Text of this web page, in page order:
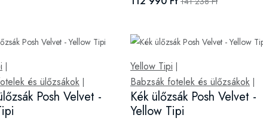
|
és ülőzsákok |
Posh Velvet -
Yellow Tipi |
Babzsák fotelek és ülőzsákok|
Kék ülőzsák Posh Velvet -
Yellow Tipi